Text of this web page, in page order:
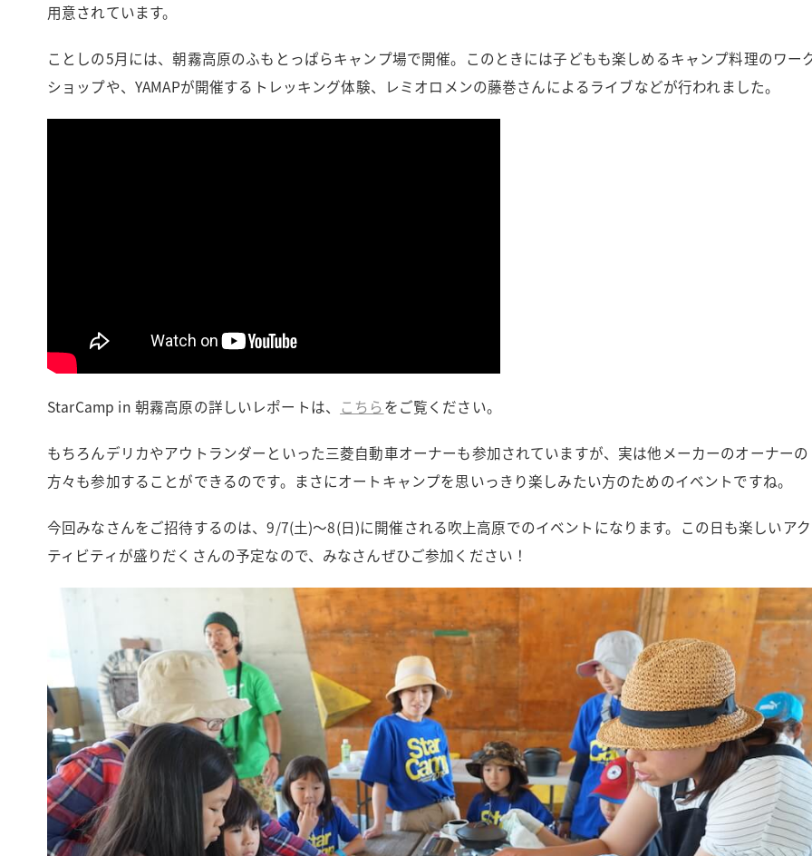
用意されています。
ことしの5月には、朝霧高原のふもとっぱらキャンプ場で開催。このときには子どもも楽しめるキャンプ料理のワー
ショップや、YAMAPが開催するトレッキング体験、レミオロメンの藤巻さんによるライブなどが行われました。
StarCamp in 朝霧高原の詳しいレポートは、 こちらをご覧ください。
もちろんデリカやアウトランダーといった三菱自動車オーナーも参加されていますが、実は他メーカーのオーナーの
方々も参加することができるのです。まさにオートキャンプを思いっきり楽しみたい方のためのイベントですね。
今回みなさんをご招待するのは、9/7(土)〜8(日)に開催される吹上高原でのイベントになります。この日も楽しいアク
ティビティが盛りだくさんの予定なので、みなさんぜひご参加ください！